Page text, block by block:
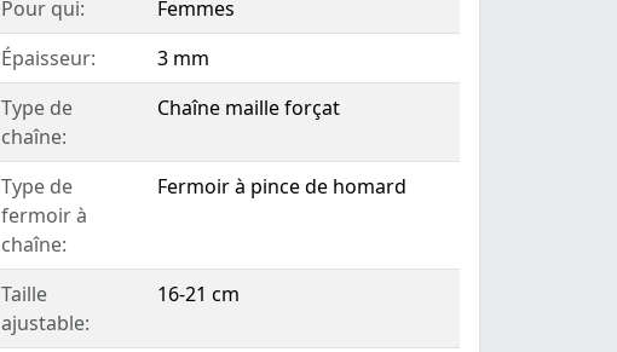
Pour qui:
Femmes
Épaisseur:
3 mm
Type de
chaîne:
Chaîne maille forçat
Type de
fermoir à
chaîne:
Fermoir à pince de homard
Taille
ajustable:
16-21 cm